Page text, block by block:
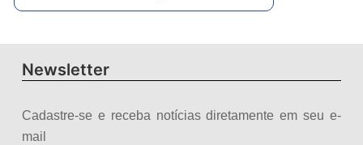
Newsletter
Cadastre-se e receba notícias diretamente em seu e-
mail